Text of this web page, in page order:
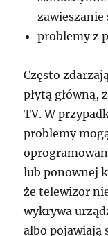
zawieszanie
problemy z
Często
płytą główną,
TV. W
problemy
lub ponownej
że telewizor
wykrywa
albo pojawiają